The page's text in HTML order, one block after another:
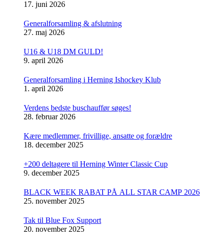
17. juni 2026
Generalforsamling & afslutning
27. maj 2026
U16 & U18 DM GULD!
9. april 2026
Generalforsamling i Herning Ishockey Klub
1. april 2026
Verdens bedste buschauffør søges!
28. februar 2026
Kære medlemmer, frivillige, ansatte og forældre
18. december 2025
+200 deltagere til Herning Winter Classic Cup
9. december 2025
BLACK WEEK RABAT PÅ ALL STAR CAMP 2026
25. november 2025
Tak til Blue Fox Support
20. november 2025